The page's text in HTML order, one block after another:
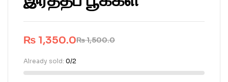
₨1,500.0
₨ 1,350.0
Already sold: 0/2